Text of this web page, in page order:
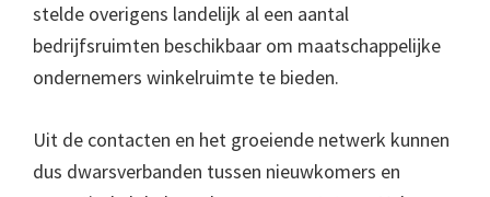
stelde overigens landelijk al een aantal
bedrijfsruimten beschikbaar om maatschappelijke
ondernemers winkelruimte te bieden.
Uit de contacten en het groeiende netwerk kunnen
dus dwarsverbanden tussen nieuwkomers en